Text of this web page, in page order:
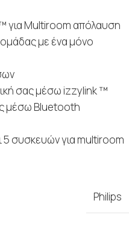
για Multiroom απόλαυση
με ένα μόνο
σας μέσω izzylink ™
μέσω Bluetooth
συσκευών για multiroom
Philips